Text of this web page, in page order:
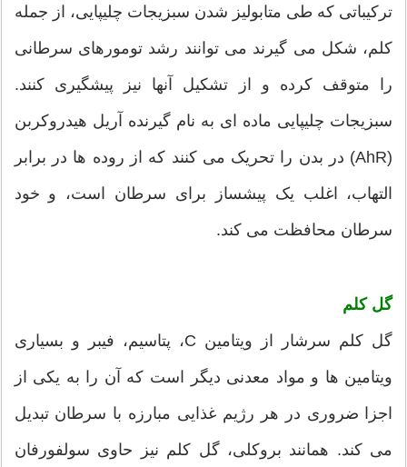
ترکیباتی که طی متابولیز شدن سبزیجات چلیپایی، از جمله
کلم، شکل می گیرند می توانند رشد تومورهای سرطانی
را متوقف کرده و از تشکیل آنها نیز پیشگیری کنند.
سبزیجات چلیپایی ماده ای به نام گیرنده آریل هیدروکربن
(AhR) در بدن را تحریک می کنند که از روده ها در برابر
التهاب، اغلب یک پیشساز برای سرطان است، و خود
سرطان محافظت می کند.
گل کلم
گل کلم سرشار از ویتامین C، پتاسیم، فیبر و بسیاری
ویتامین ها و مواد معدنی دیگر است که آن را به یکی از
اجزا ضروری در هر رژیم غذایی مبارزه با سرطان تبدیل
می کند. همانند بروکلی، گل کلم نیز حاوی سولفورفان